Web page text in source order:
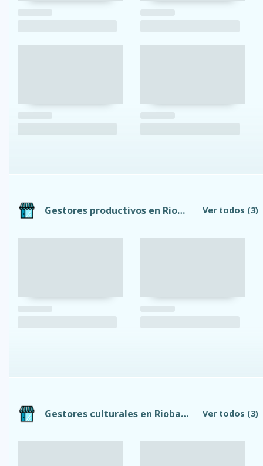
Gestores productivos en Riobamba Ver todos (3)
Gestores culturales en Riobamba Ver todos (3)